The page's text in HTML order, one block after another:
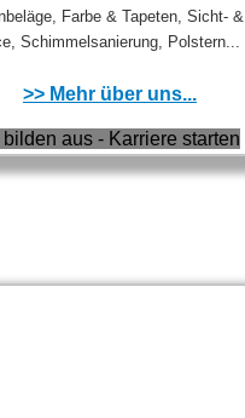
Farbe & Tapeten, Sicht-
Schimmelsanierung, Polstern...
>> Mehr über uns...
aus - Karriere starten